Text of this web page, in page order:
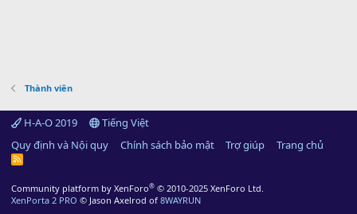
Thành viên
H-A-O 2019
Tiếng Việt
Quy định và Nội quy
Chính sách bảo mật Trợ giúp Trang chủ
R
Community platform by XenForo® © 2010-2025 XenForo Ltd.
XenPorta 2 PRO © Jason Axelrod of 8WAYRUN